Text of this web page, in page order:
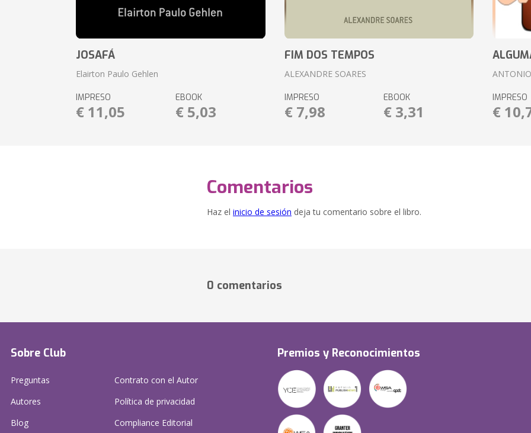
JOSAFÁ
Elairton Paulo Gehlen
IMPRESO
€ 11,05
EBOOK
€ 5,03
FIM DOS TEMPOS
ALEXANDRE SOARES
IMPRESO
€ 7,98
EBOOK
€ 3,31
IMPRESO
€
Comentarios
Haz el inicio de sesión deja tu comentario sobre el libro.
0 comentarios
Sobre Club
Preguntas
Autores
Blog
Contrato con el Autor
Política de privacidad
Compliance Editorial
Premios y Reconocimientos